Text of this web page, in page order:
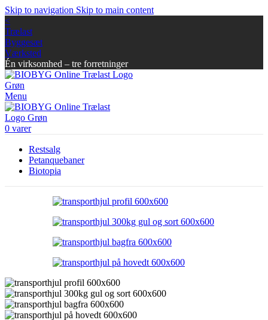
Skip to navigation Skip to main content
<
Trælast
Byggesæt
Værksted
Én virksomhed – tre forretninger
Menu
0 varer
Restsalg
Petanquebaner
Biotopia